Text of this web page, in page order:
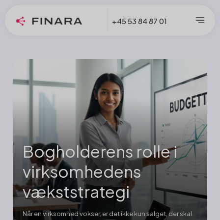
+45 53 84 87 01
Bogholderens rolle i
virksomhedens
vækststrategi
Når en virksomhed vokser, er det ikke kun salget, der skal